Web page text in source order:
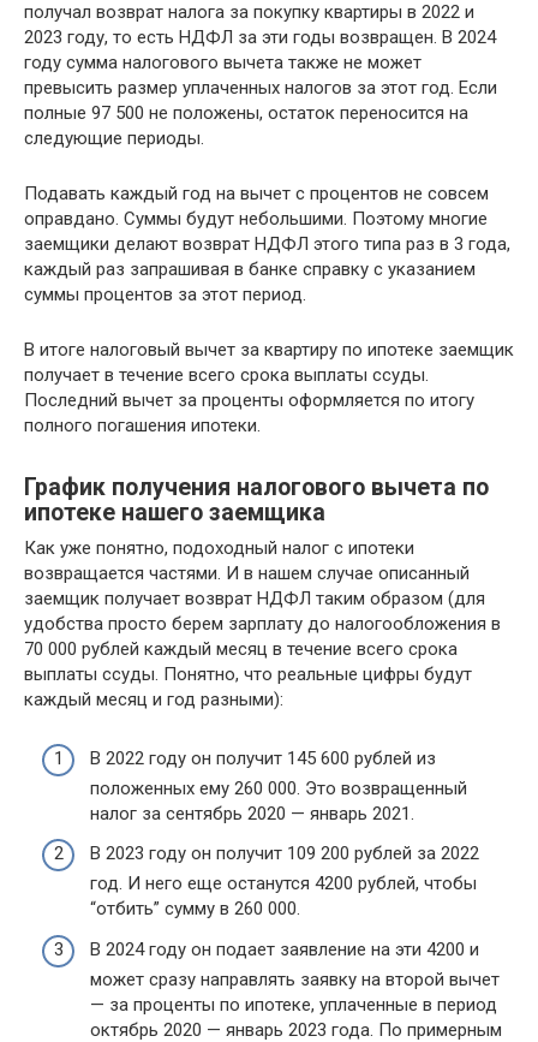
получал возврат налога за покупку квартиры в 2022 и
2023 году, то есть НДФЛ за эти годы возвращен. В 2024
году сумма налогового вычета также не может
превысить размер уплаченных налогов за этот год. Если
полные 97 500 не положены, остаток переносится на
следующие периоды.
Подавать каждый год на вычет с процентов не совсем
оправдано. Суммы будут небольшими. Поэтому многие
заемщики делают возврат НДФЛ этого типа раз в 3 года,
каждый раз запрашивая в банке справку с указанием
суммы процентов за этот период.
В итоге налоговый вычет за квартиру по ипотеке заемщик
получает в течение всего срока выплаты ссуды.
Последний вычет за проценты оформляется по итогу
полного погашения ипотеки.
График получения налогового вычета по
ипотеке нашего заемщика
Как уже понятно, подоходный налог с ипотеки
возвращается частями. И в нашем случае описанный
заемщик получает возврат НДФЛ таким образом (для
удобства просто берем зарплату до налогообложения в
70 000 рублей каждый месяц в течение всего срока
выплаты ссуды. Понятно, что реальные цифры будут
каждый месяц и год разными):
В 2022 году он получит 145 600 рублей из
положенных ему 260 000. Это возвращенный
налог за сентябрь 2020 — январь 2021.
В 2023 году он получит 109 200 рублей за 2022
год. И него еще останутся 4200 рублей, чтобы
“отбить” сумму в 260 000.
В 2024 году он подает заявление на эти 4200 и
может сразу направлять заявку на второй вычет
— за проценты по ипотеке, уплаченные в период
октябрь 2020 — январь 2023 года. По примерным